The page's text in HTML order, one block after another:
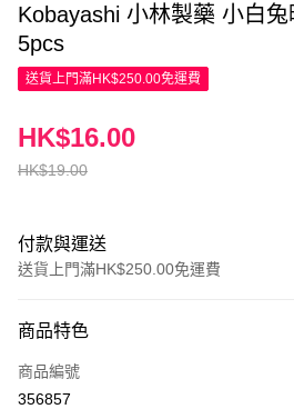
Kobayashi 小林製藥 小白
5pcs
送貨上門滿HK$250.00免運費
HK$19.00
HK$16.00
付款與運送
送貨上門滿HK$250.00免運費
信用卡
Apple Pay
商品特色
商品編號
356857